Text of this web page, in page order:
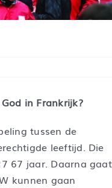
in Frankrijk?
tussen de
leeftijd. Die
67 jaar. Daarna gaat
kunnen gaan